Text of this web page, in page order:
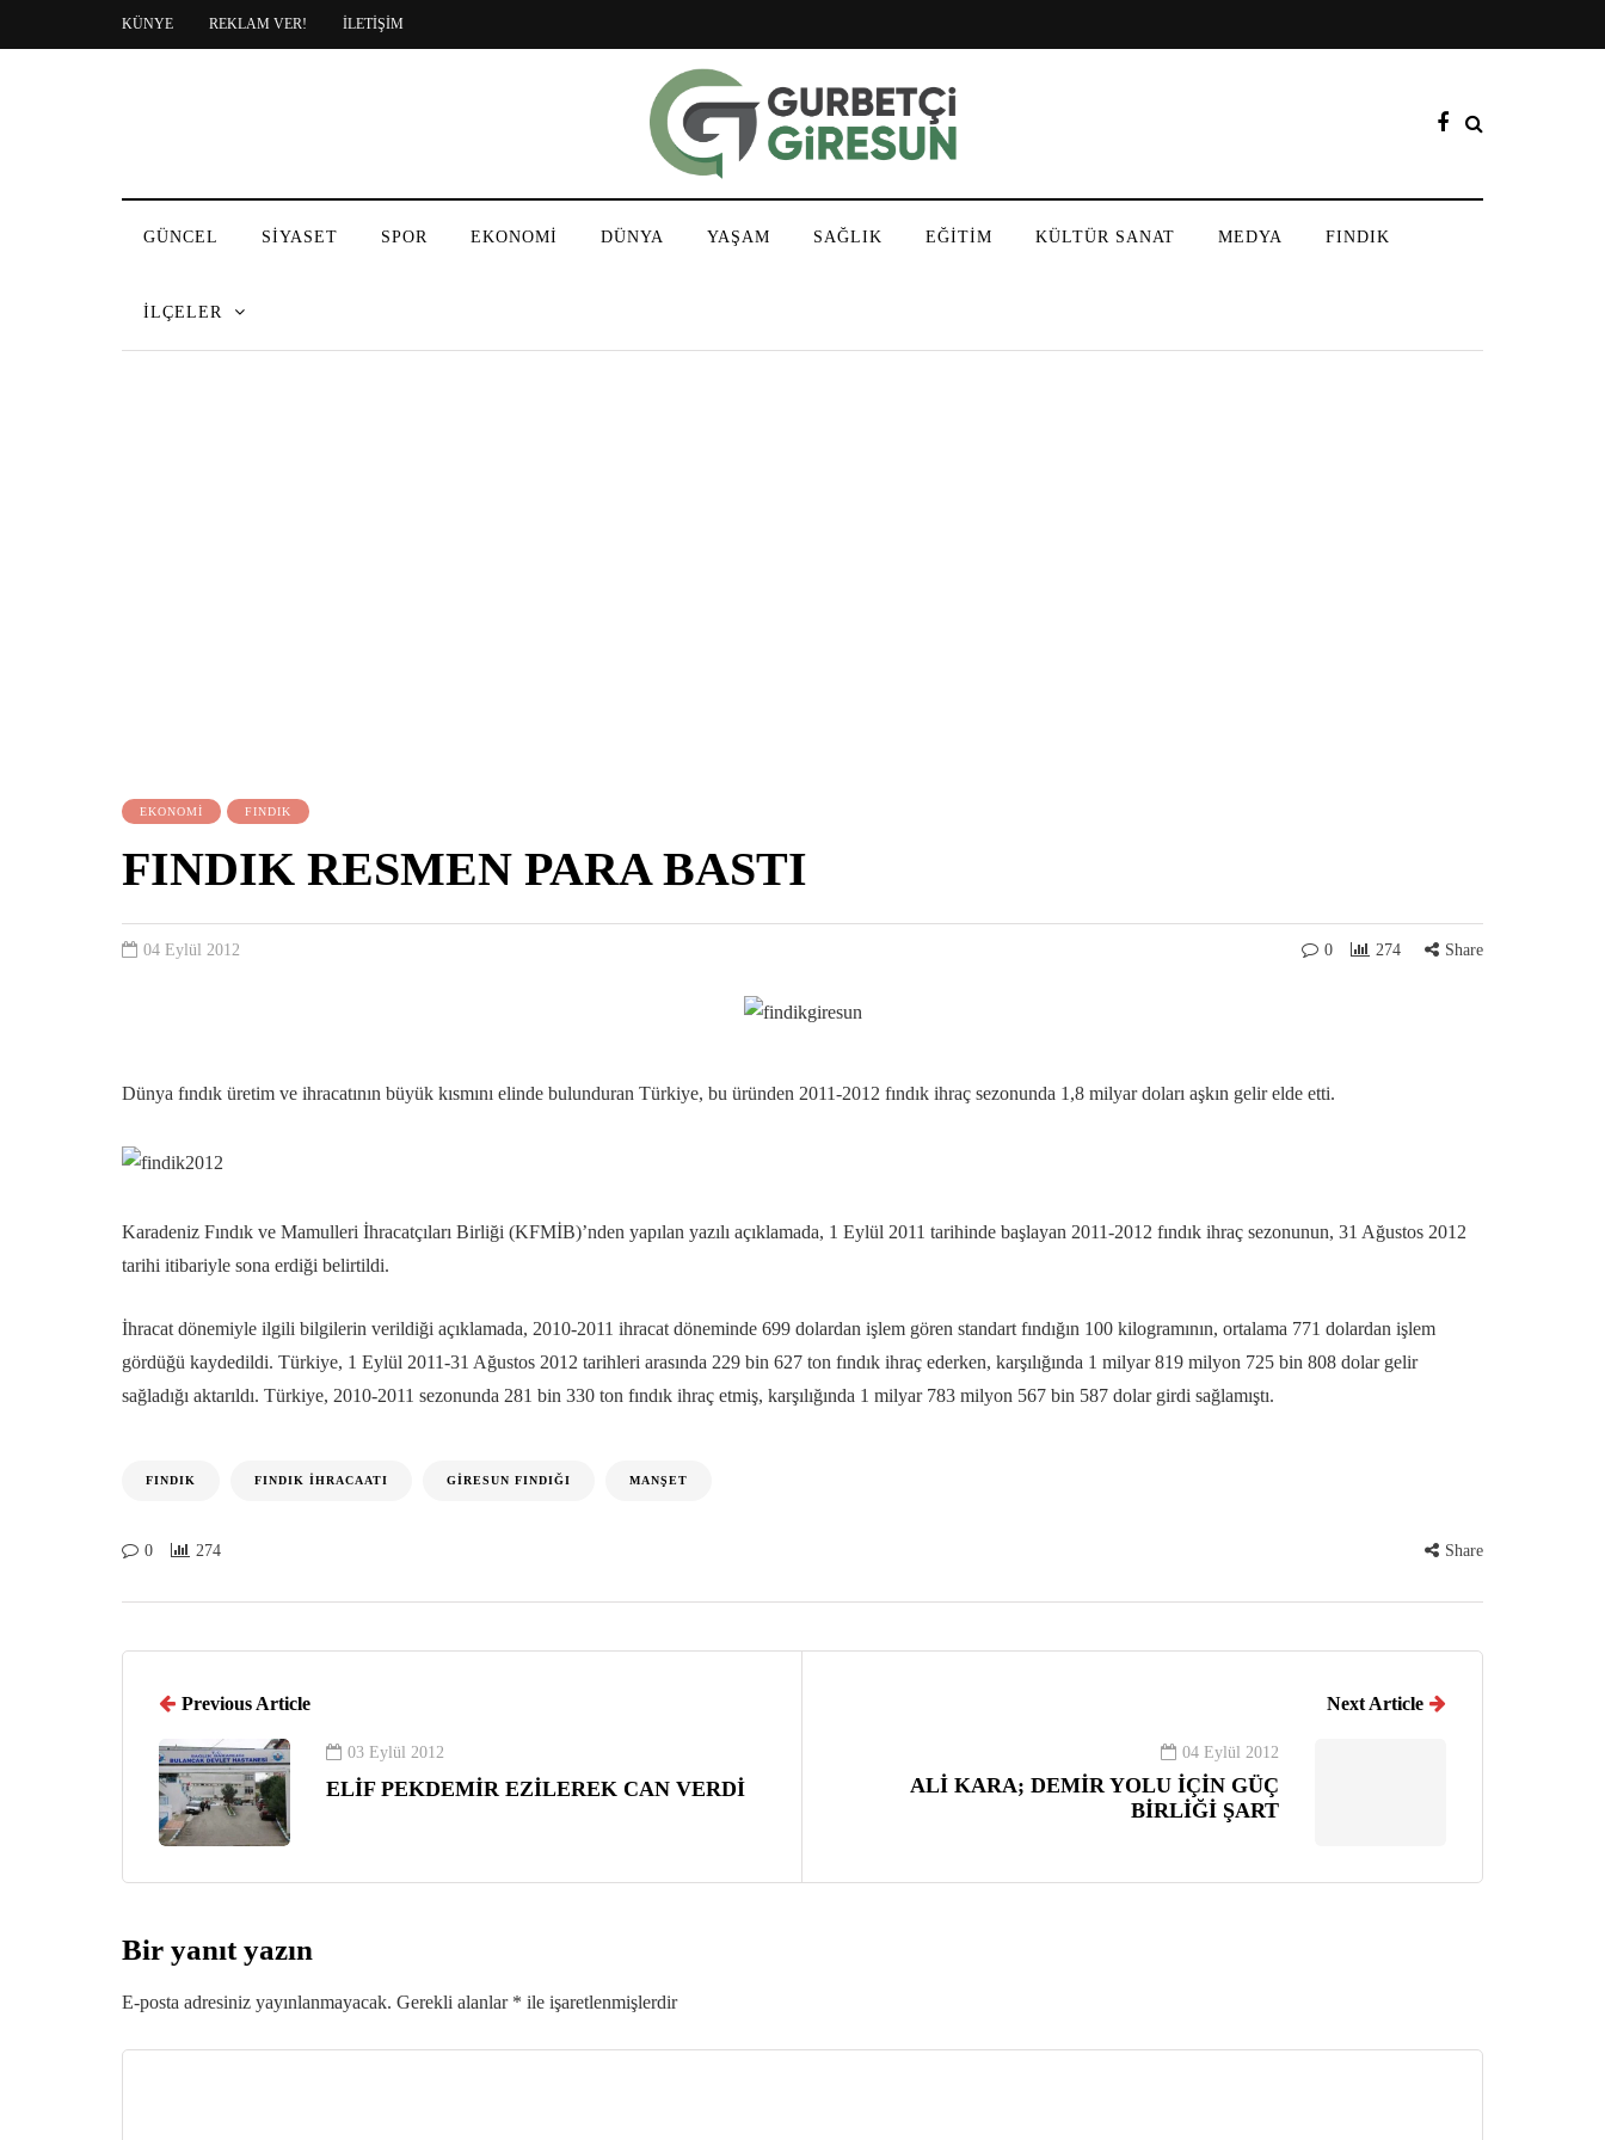
KÜNYE REKLAM VER! İLETİŞİM
GÜNCEL SİYASET SPOR EKONOMİ DÜNYA YAŞAM SAĞLIK EĞİTİM KÜLTÜR SANAT MEDYA FINDIK
İLÇELER
EKONOMİ FINDIK
FINDIK RESMEN PARA BASTI
04 Eylül 2012 0 274 Share
Dünya fındık üretim ve ihracatının büyük kısmını elinde bulunduran Türkiye, bu üründen 2011-2012 fındık ihraç sezonunda 1,8 milyar doları aşkın gelir elde etti.
Karadeniz Fındık ve Mamulleri İhracatçıları Birliği (KFMİB)’nden yapılan yazılı açıklamada, 1 Eylül 2011 tarihinde başlayan 2011-2012 fındık ihraç sezonunun, 31 Ağustos 2012
tarihi itibariyle sona erdiği belirtildi.
İhracat dönemiyle ilgili bilgilerin verildiği açıklamada, 2010-2011 ihracat döneminde 699 dolardan işlem gören standart fındığın 100 kilogramının, ortalama 771 dolardan işlem
gördüğü kaydedildi. Türkiye, 1 Eylül 2011-31 Ağustos 2012 tarihleri arasında 229 bin 627 ton fındık ihraç ederken, karşılığında 1 milyar 819 milyon 725 bin 808 dolar gelir
sağladığı aktarıldı. Türkiye, 2010-2011 sezonunda 281 bin 330 ton fındık ihraç etmiş, karşılığında 1 milyar 783 milyon 567 bin 587 dolar girdi sağlamıştı.
FINDIK FINDIK İHRACAATI GIRESUN FINDIĞI MANŞET
0 274 Share
Previous Article
03 Eylül 2012
ELİF PEKDEMİR EZİLEREK CAN VERDİ
Next Article
04 Eylül 2012
ALİ KARA; DEMİR YOLU İÇİN GÜÇ
BİRLİĞİ ŞART
Bir yanıt yazın
E-posta adresiniz yayınlanmayacak. Gerekli alanlar * ile işaretlenmişlerdir